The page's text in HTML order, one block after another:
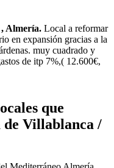
Almería. Local a reformar
en expansión gracias a la
muy cuadrado y
de itp 7%,( 12.600€,
que
de Villablanca /